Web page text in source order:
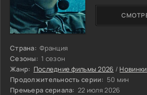
Страна: Франция
Сезоны: 1 сезон
Жанр: Последние фильмы 2026 /
Продолжительность серии: 50 мин
Премьера сериала: 22 июля 2026